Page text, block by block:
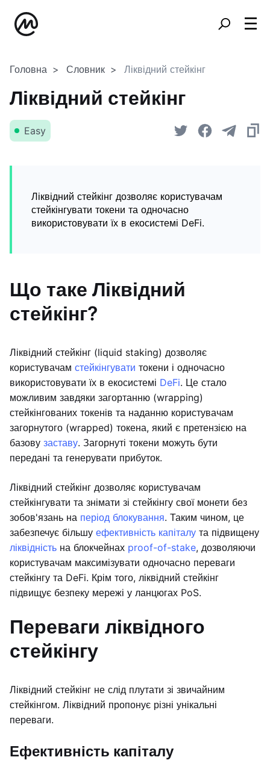
Головна Словник Ліквідний стейкінг
Ліквідний стейкінг
Easy
Ліквідний стейкінг дозволяє користувачам
стейкінгувати токени та одночасно
використовувати їх в екосистемі DeFi.
Що таке Ліквідний
стейкінг?
Ліквідний стейкінг (liquid staking) дозволяє
користувачам стейкінгувати токени і одночасно
використовувати їх в екосистемі DeFi. Це стало
можливим завдяки загортанню (wrapping)
стейкінгованих токенів та наданню користувачам
загорнутого (wrapped) токена, який є претензією на
базову заставу. Загорнуті токени можуть бути
передані та генерувати прибуток.
Ліквідний стейкінг дозволяє користувачам
стейкінгувати та знімати зі стейкінгу свої монети без
зобов'язань на період блокування. Таким чином, це
забезпечує більшу ефективність капіталу та підвищену
ліквідність на блокчейнах proof-of-stake, дозволяючи
користувачам максимізувати одночасно переваги
стейкінгу та DeFi. Крім того, ліквідний стейкінг
підвищує безпеку мережі у ланцюгах PoS.
Переваги ліквідного
стейкінгу
Ліквідний стейкінг не слід плутати зі звичайним
стейкінгом. Ліквідний пропонує різні унікальні
переваги.
Ефективність капіталу